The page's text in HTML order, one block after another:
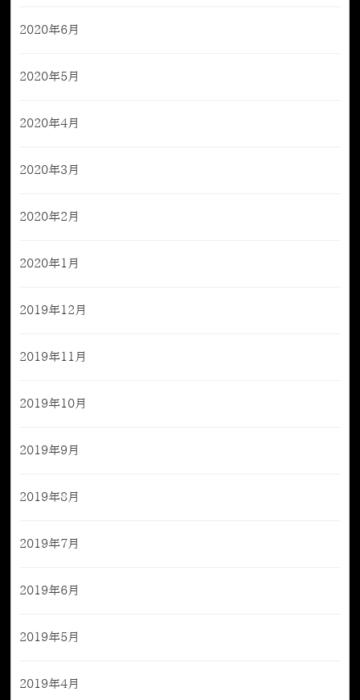
2020年6月
2020年5月
2020年4月
2020年3月
2020年2月
2020年1月
2019年12月
2019年11月
2019年10月
2019年9月
2019年8月
2019年7月
2019年6月
2019年5月
2019年4月